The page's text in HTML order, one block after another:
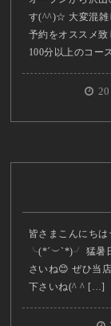
す(^^)☆ 大変混雑
予約をオススメ
100分以上のコー
皆さまこんにち
╰(*´︶`*)╯ 猛暑
さいね😊 ぜひ当
下さいね(^ ^ […]